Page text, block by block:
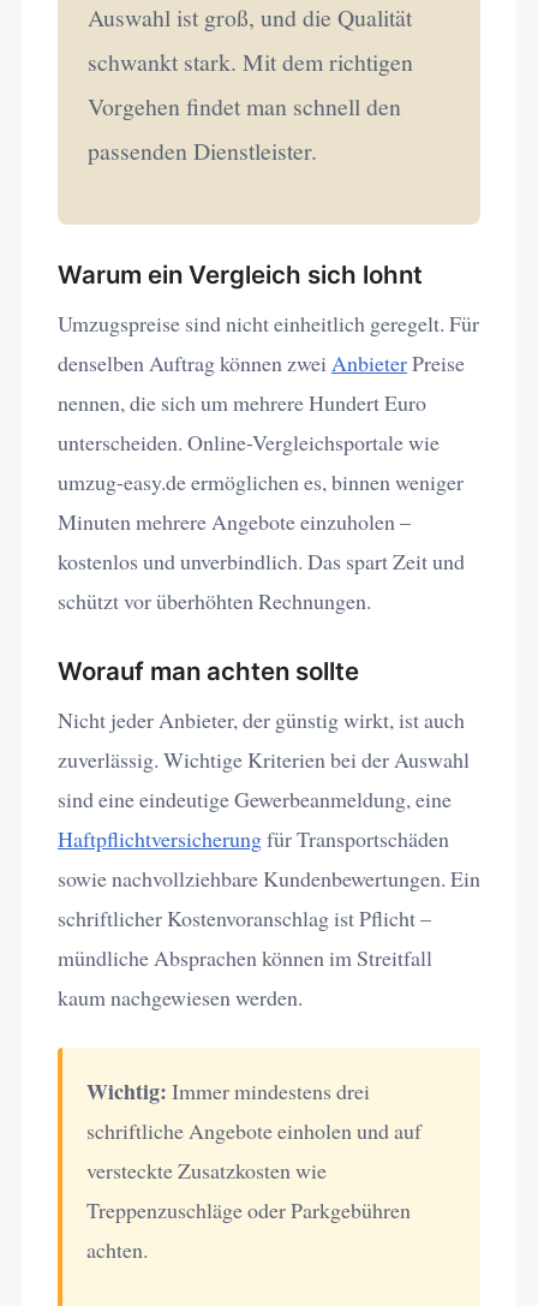
Auswahl ist groß, und die Qualität
schwankt stark. Mit dem richtigen
Vorgehen findet man schnell den
passenden Dienstleister.
Warum ein Vergleich sich lohnt
Umzugspreise sind nicht einheitlich geregelt. Für
denselben Auftrag können zweiAnbieterPreise
nennen, die sich um mehrere Hundert Euro
unterscheiden. Online-Vergleichsportale wie
umzug-easy.de ermöglichen es, binnen weniger
Minuten mehrere Angebote einzuholen –
kostenlos und unverbindlich. Das spart Zeit und
schützt vor überhöhten Rechnungen.
Worauf man achten sollte
Nicht jeder Anbieter, der günstig wirkt, ist auch
zuverlässig. Wichtige Kriterien bei der Auswahl
sind eine eindeutige Gewerbeanmeldung, eine
Haftpflichtversicherungfür Transportschäden
sowie nachvollziehbare Kundenbewertungen. Ein
schriftlicher Kostenvoranschlag ist Pflicht –
mündliche Absprachen können im Streitfall
kaum nachgewiesen werden.
Wichtig: Immer mindestens drei
schriftliche Angebote einholen und auf
versteckte Zusatzkosten wie
Treppenzuschläge oder Parkgebühren
achten.